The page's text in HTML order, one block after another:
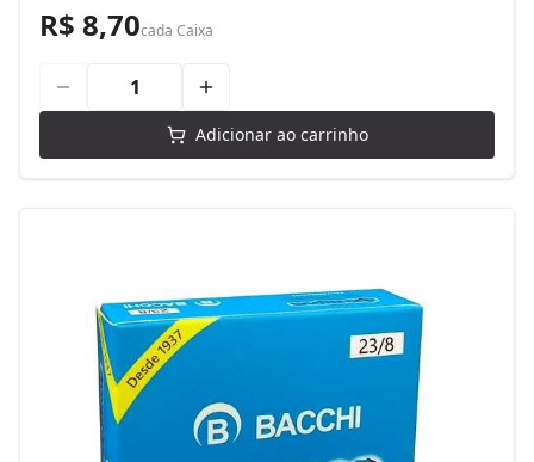
R$ 8,70cada Caixa
Adicionar ao carrinho